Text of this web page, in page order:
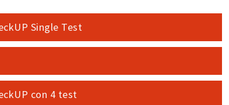
Single Test
con 4 test